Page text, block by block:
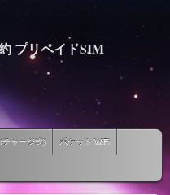
プリペイドSIM
チャージ式) ポケット WiFi